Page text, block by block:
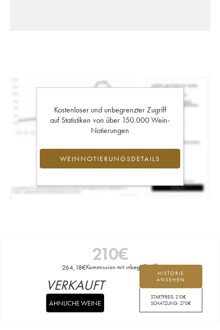
Kostenloser und unbegrenzter Zugriff
auf Statistiken von über 150.000 Wein-
Notierungen
WEINNOTIERUNGSDETAILS
210€
264,18€Kommission mit inbegriffen
HISTORIE
ANSEHEN
STARTPREIS:210€
SCHÄTZUNG:270€
VERKAUFT
ÄHNLICHE WEINE